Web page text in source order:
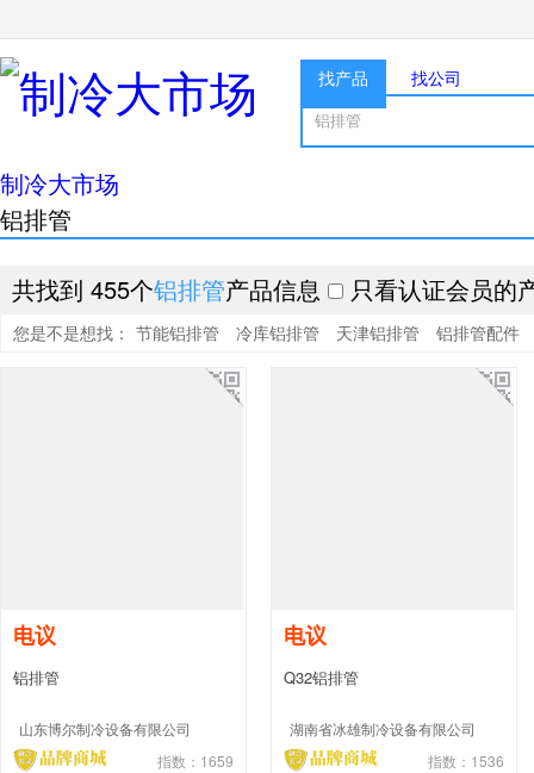
找产品 找公司
制冷大市场
铝排管
共找到 455个铝排管产品信息 只看认证会员的
您是不是想找： 节能铝排管 冷库铝排管 天津铝排管 铝排管配件
电议
铝排管
山东博尔制冷设备有限公司
指数：1659
电议
Q32铝排管
湖南省冰雄制冷设备有限公司
指数：1536